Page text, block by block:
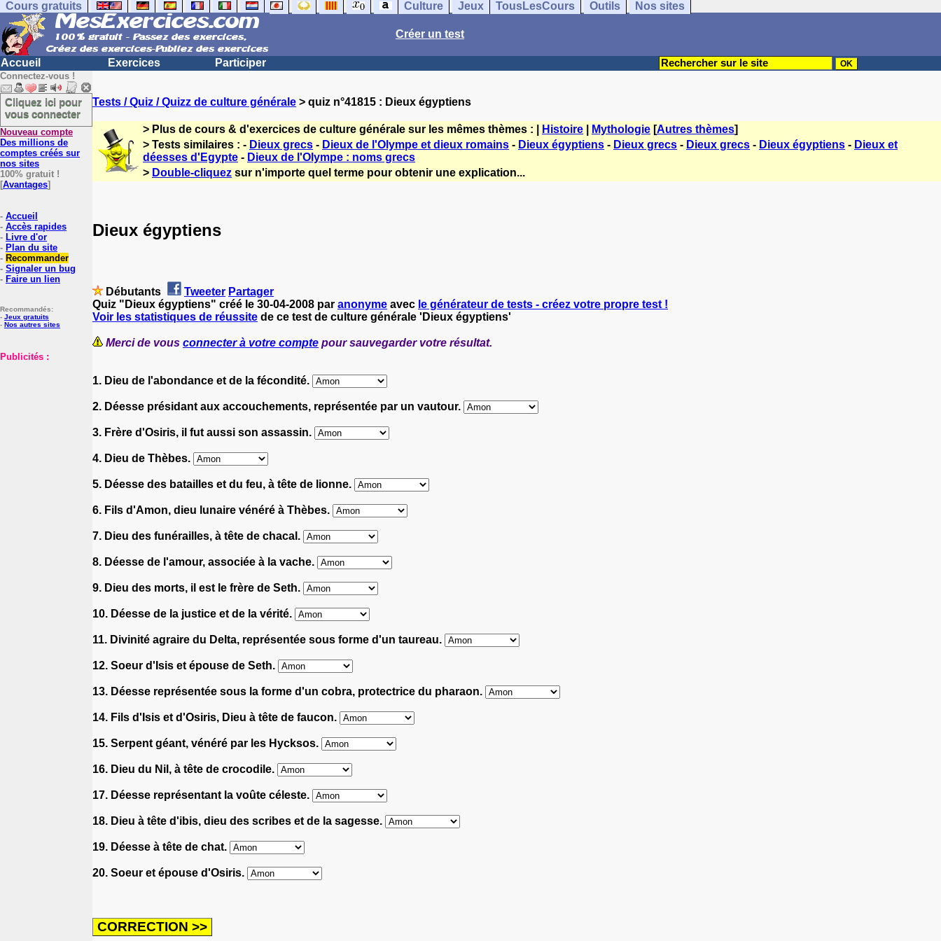
Cours gratuits Culture Jeux TousLesCours Outils Nos sites
Créer un test
Accueil Exercices Participer
Connectez-vous !
Cliquez ici pour
vous connecter
Nouveau compte
Des millions de
comptes créés sur
nos sites
100% gratuit !
[Avantages]
- Accueil
- Accès rapides
- Livre d'or
- Plan du site
- Recommander
- Signaler un bug
- Faire un lien
Recommandés:
- Jeux gratuits
- Nos autres sites
Publicités :
Tests / Quiz / Quizz de culture générale > quiz n°41815 : Dieux égyptiens
> Plus de cours & d'exercices de culture générale sur les mêmes thèmes : | Histoire Mythologie [Autres thèmes]
> Tests similaires : - Dieux grecs - Dieux de l'Olympe et dieux romains - Dieux égyptiens - Dieux grecs - Dieux grecs - Dieux égyptiens - Dieux et
déesses d'Egypte - Dieux de l'Olympe : noms grecs
> Double-cliquez sur n'importe quel terme pour obtenir une explication...
Dieux égyptiens
Débutants Tweeter Partager
Quiz "Dieux égyptiens" créé le 30-04-2008 par anonyme avec le générateur de tests - créez votre propre test !
Voir les statistiques de réussite de ce test de culture générale 'Dieux égyptiens'
Merci de vous connecter à votre compte pour sauvegarder votre résultat.
1. Dieu de l'abondance et de la fécondité.
2. Déesse présidant aux accouchements, représentée par un vautour.
3. Frère d'Osiris, il fut aussi son assassin.
4. Dieu de Thèbes.
5. Déesse des batailles et du feu, à tête de lionne.
6. Fils d'Amon, dieu lunaire vénéré à Thèbes.
7. Dieu des funérailles, à tête de chacal.
8. Déesse de l'amour, associée à la vache.
9. Dieu des morts, il est le frère de Seth.
10. Déesse de la justice et de la vérité.
11. Divinité agraire du Delta, représentée sous forme d'un taureau.
12. Soeur d'Isis et épouse de Seth.
13. Déesse représentée sous la forme d'un cobra, protectrice du pharaon.
14. Fils d'Isis et d'Osiris, Dieu à tête de faucon.
15. Serpent géant, vénéré par les Hycksos.
16. Dieu du Nil, à tête de crocodile.
17. Déesse représentant la voûte céleste.
18. Dieu à tête d'ibis, dieu des scribes et de la sagesse.
19. Déesse à tête de chat.
20. Soeur et épouse d'Osiris.